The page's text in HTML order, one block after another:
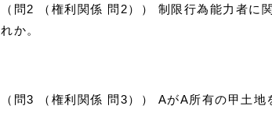
（問2 （権利関係 問2）） 制限行為能力者に
れか。
（問3 （権利関係 問3）） AがA所有の甲土